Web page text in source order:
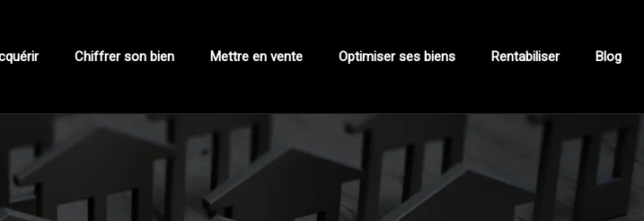
Chiffrer son bien Mettre en vente Optimiser ses biens Rentabiliser Blog